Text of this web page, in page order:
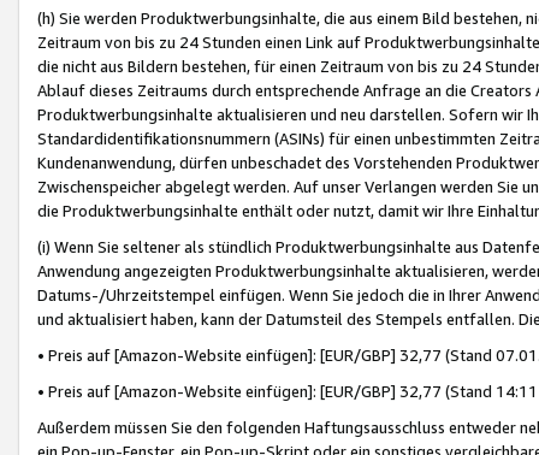
(h) Sie werden Produktwerbungsinhalte, die aus einem Bild bestehen,
Zeitraum von bis zu 24 Stunden einen Link auf
die nicht aus Bildern bestehen, für einen Zeitraum von bis zu 24
Ablauf dieses Zeitraums durch entsprechende Anfrage an die
Produktwerbungsinhalte aktualisieren und neu darstellen. Sofern wir
Standardidentifikationsnummern (ASINs) für einen unbestimmten
Kundenanwendung, dürfen unbeschadet des Vorstehenden
Zwischenspeicher abgelegt werden. Auf unser Verlangen werden Sie
die Produktwerbungsinhalte enthält oder nutzt, damit wir Ihre
(i) Wenn Sie seltener als stündlich Produktwerbungsinhalte aus
Anwendung angezeigten Produktwerbungsinhalte aktualisieren,
Datums-/Uhrzeitstempel einfügen. Wenn Sie jedoch die in Ihrer
und aktualisiert haben, kann der Datumsteil des Stempels entfallen.
• Preis auf [Amazon-Website einfügen]: [EUR/GBP] 32,77 (Stand
• Preis auf [Amazon-Website einfügen]: [EUR/GBP] 32,77 (Stand
Außerdem müssen Sie den folgenden Haftungsausschluss entweder
ein Pop-up-Fenster, ein Pop-up-Skript oder ein sonstiges